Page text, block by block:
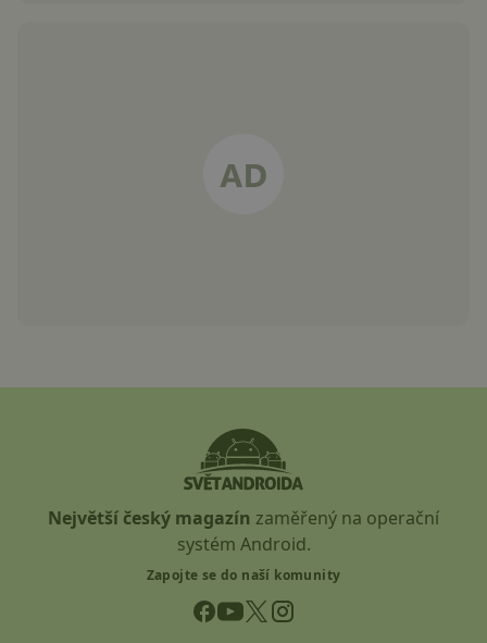
Největší český magazín zaměřený na operační
systém Android.
Zapojte se do naší komunity